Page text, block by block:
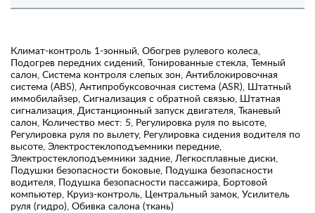
Климат-контроль 1-зонный, Обогрев рулевого колеса,
Подогрев передних сидений, Тонированные стекла, Темный
салон, Система контроля слепых зон, Антиблокировочная
система (ABS), Антипробуксовочная система (ASR), Штатный
иммобилайзер, Сигнализация с обратной связью, Штатная
сигнализация, Дистанционный запуск двигателя, Тканевый
салон, Количество мест: 5, Регулировка руля по высоте,
Регулировка руля по вылету, Регулировка сидения водителя по
высоте, Электростеклоподъемники передние,
Электростеклоподъемники задние, Легкосплавные диски,
Подушки безопасности боковые, Подушка безопасности
водителя, Подушка безопасности пассажира, Бортовой
компьютер, Круиз-контроль, Центральный замок, Усилитель
руля (гидро), Обивка салона (ткань)